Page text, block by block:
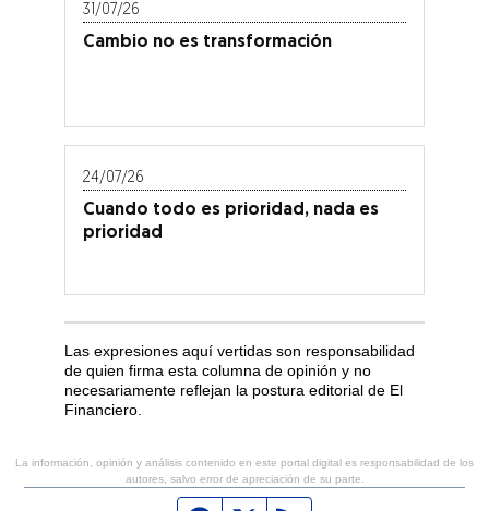
31/07/26
Cambio no es transformación
24/07/26
Cuando todo es prioridad, nada es
prioridad
Las expresiones aquí vertidas son responsabilidad
de quien firma esta columna de opinión y no
necesariamente reflejan la postura editorial de El
Financiero.
La información, opinión y análisis contenido en este portal digital es responsabilidad de los
autores, salvo error de apreciación de su parte.